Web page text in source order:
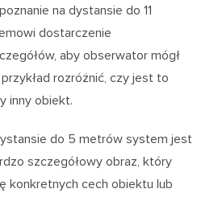
na dystansie do 11
dostarczenie
aby obserwator mógł
rozróżnić, czy jest to
inny obiekt.
do 5 metrów system jest
szczegółowy obraz, który
konkretnych cech obiektu lub